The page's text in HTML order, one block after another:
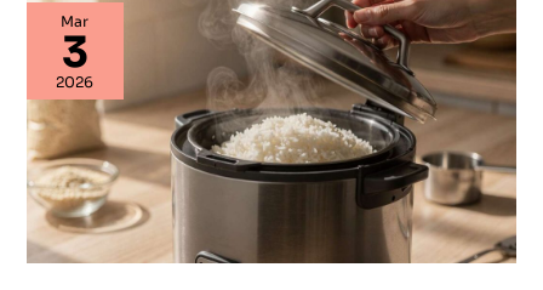
Mar
3
2026
Comment
utiliser
une
étuveuse
à
:
secrets
pour
un
riz
qui